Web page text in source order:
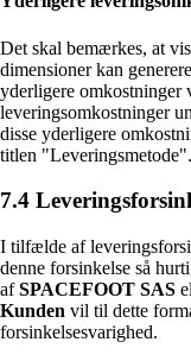
Det skal bemærkes, at
dimensioner kan
yderligere omkostninger
leveringsomkostninger
disse yderligere
titlen "Leveringsmetode".
7.4
I tilfælde af
denne forsinkelse så
afSPACEFOOT SAS
Kunden vil til dette
forsinkelsesvarighed.